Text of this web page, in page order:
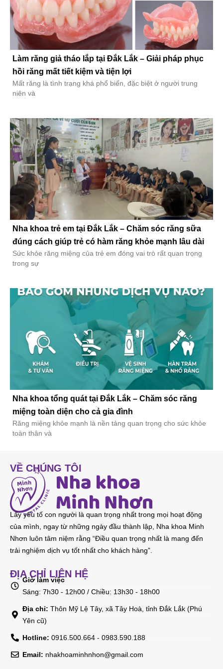
Làm răng giả tháo lắp tại Đắk Lắk – Giải pháp phục
hồi răng mất tiết kiệm và tiện lợi
Mất răng là tình trạng khá phổ biến, đặc biệt ở người trung
niên và
Nha khoa trẻ em tại Đắk Lắk – Chăm sóc răng sữa
đúng cách giúp trẻ có hàm răng khỏe mạnh lâu dài
Sức khỏe răng miệng của trẻ em đóng vai trò rất quan trọng
trong sự
Nha khoa tổng quát tại Đắk Lắk – Chăm sóc răng
miệng toàn diện cho cả gia đình
Răng miệng khỏe mạnh là nền tảng quan trọng cho sức khỏe
toàn thân và
VỀ CHÚNG TÔI
Lấy yếu tố con người là quan trọng nhất trong mọi hoạt động
của mình, ngay từ những ngày đầu thành lập, Nha khoa Minh
Nhơn luôn tâm niệm rằng “Điều quan trọng nhất là mang đến
trải nghiệm dịch vụ tốt nhất cho khách hàng”.
ĐỊA CHỈ LIÊN HỆ
Giờ làm việc
Sáng: 7h30 - 12h00 / Chiều: 13h30 - 18h00
Địa chỉ: Thôn Mỹ Lệ Tây, xã Tây Hoà, tỉnh Đắk Lắk (Phú
Yên cũ)
Hotline: 0916.500.664 - 0983.590.188
Email: nhakhoaminhnhon@gmail.com